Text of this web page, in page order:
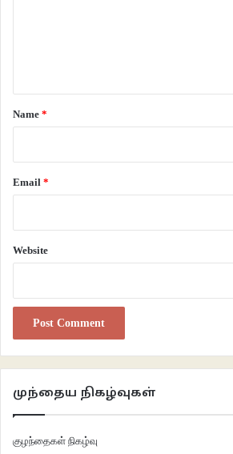
*
Name *
Email *
Website
முந்தைய நிகழ்வுகள்
குழந்தைகள் நிகழ்வு